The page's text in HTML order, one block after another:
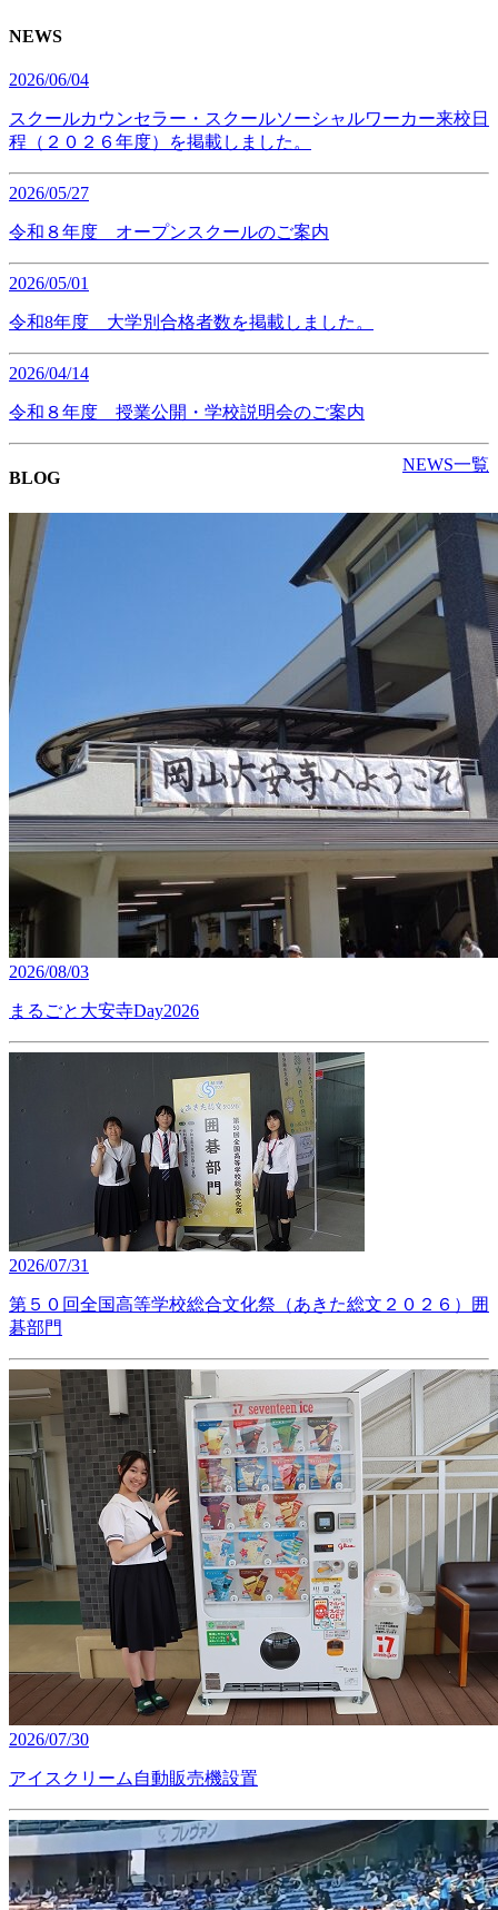
NEWS
2026/06/04
スクールカウンセラー・スクールソーシャルワーカー来校日
程（２０２６年度）を掲載しました。
2026/05/27
令和８年度 オープンスクールのご案内
2026/05/01
令和8年度 大学別合格者数を掲載しました。
2026/04/14
令和８年度 授業公開・学校説明会のご案内
NEWS一覧
BLOG
2026/08/03
まるごと大安寺Day2026
2026/07/31
第５０回全国高等学校総合文化祭（あきた総文２０２６）囲
碁部門
2026/07/30
アイスクリーム自動販売機設置